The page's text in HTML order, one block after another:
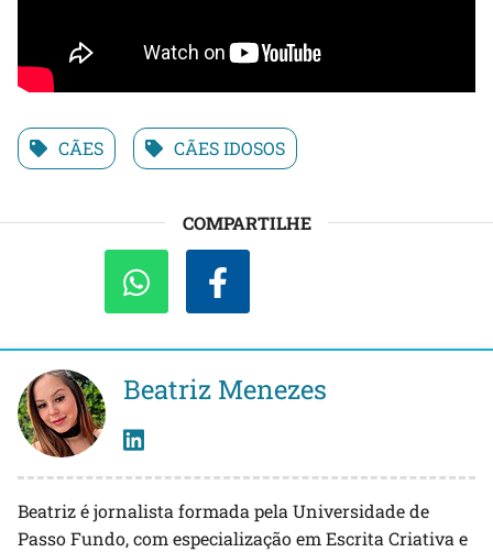
CÃES CÃES IDOSOS
COMPARTILHE
Beatriz Menezes
Beatriz é jornalista formada pela Universidade de
Passo Fundo, com especialização em Escrita Criativa e